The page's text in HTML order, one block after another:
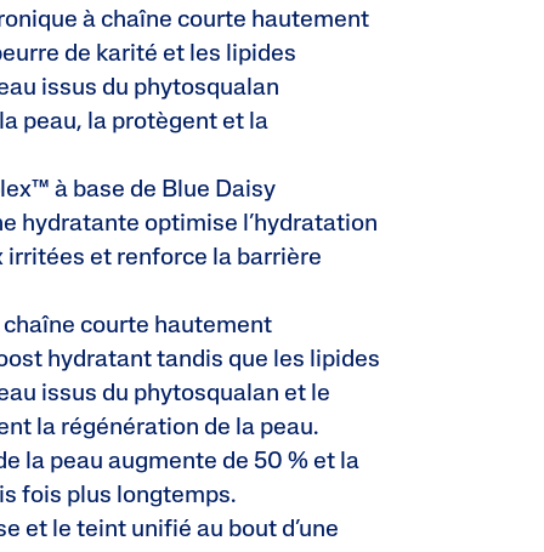
à chaîne courte hautement
de karité et les lipides
issus du phytosqualan
peau, la protègent et la
à base de Blue Daisy
hydratante optimise l’hydratation
irritées et renforce la barrière
chaîne courte hautement
hydratant tandis que les lipides
issus du phytosqualan et le
la régénération de la peau.
la peau augmente de 50 % et la
fois plus longtemps.
et le teint unifié au bout d’une